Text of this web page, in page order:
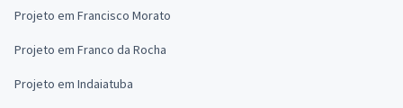
Projeto em Francisco Morato
Projeto em Franco da Rocha
Projeto em Indaiatuba